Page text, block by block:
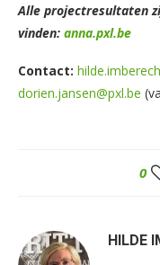
Alle projectresultaten
vinden: anna.pxl.be
Contact:
dorien.jansen@pxl.be
0
HILDE